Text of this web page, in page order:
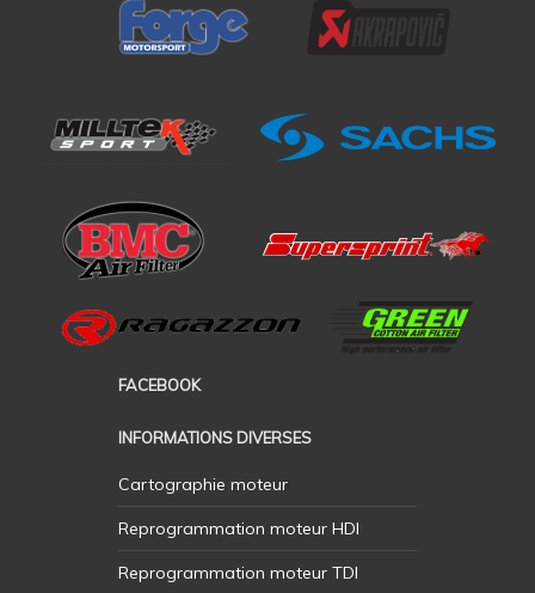
FACEBOOK
INFORMATIONS DIVERSES
Cartographie moteur
Reprogrammation moteur HDI
Reprogrammation moteur TDI